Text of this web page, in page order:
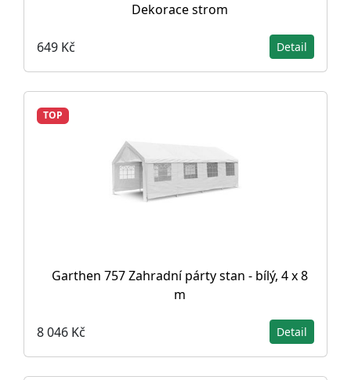
Dekorace strom
649 Kč Detail
TOP
Garthen 757 Zahradní párty stan - bílý, 4 x 8
m
8 046 Kč Detail